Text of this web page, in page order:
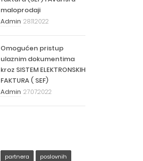
maloprodaji
Admin 28.11.2022
Omogućen pristup
ulaznim dokumentima
kroz SISTEM ELEKTRONSKIH
FAKTURA ( SEF)
Admin 27.07.2022
partnera
poslovnih